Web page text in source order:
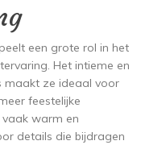
een grote rol in het
Het intieme en
maakt ze ideaal voor
feestelijke
vaak warm en
details die bijdragen